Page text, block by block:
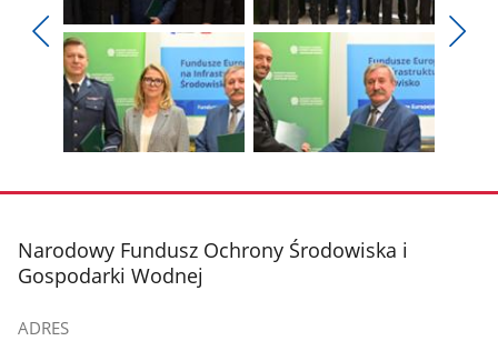
Pokaż
poprzednie
zdjęcia
Pokaż
zdjęcie
1
z
galerii.
Pokaż
zdjęcie
2
z
galerii.
zdjęcie
galerii.
zdjęcie
galerii.
stopka
Narodowy Fundusz Ochrony Środowiska i
Gospodarki Wodnej
ADRES